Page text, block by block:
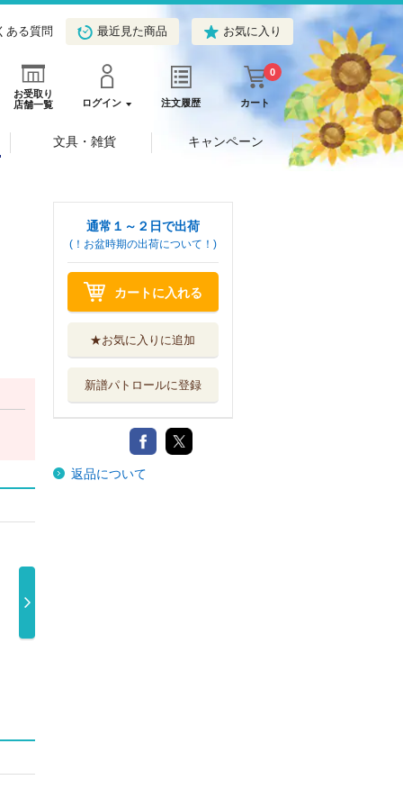
ある質問 最近見た商品 お気に入り
お受取り
店舗一覧
ログイン 注文履歴 カート
0
文具・雑貨 キャンペーン
通常１～２日で出荷
(！お盆時期の出荷について！)
カートに入れる
★お気に入りに追加
新譜パトロールに登録
返品について